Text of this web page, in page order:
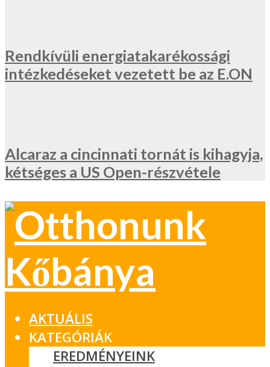
Rendkívüli energiatakarékossági
intézkedéseket vezetett be az E.ON
Alcaraz a cincinnati tornát is kihagyja,
kétséges a US Open-részvétele
AKTUÁLIS
KATEGÓRIÁK
EREDMÉNYEINK